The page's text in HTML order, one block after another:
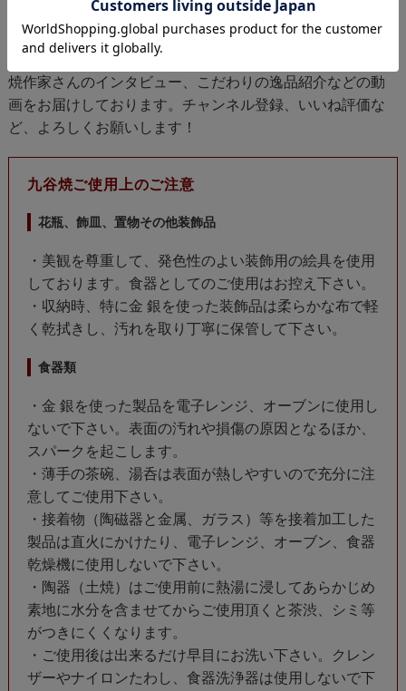
九谷極彩YouTubeチャンネル
焼作家さんのインタビュー、こだわりの逸品紹介などの動
画をお届けしております。チャンネル登録、いいね評価な
ど、よろしくお願いします！
九谷焼ご使用上のご注意
花瓶、飾皿、置物その他装飾品
・美観を尊重して、発色性のよい装飾用の絵具を使用
しております。食器としてのご使用はお控え下さい。
・収納時、特に金 銀を使った装飾品は柔らかな布で軽
く乾拭きし、汚れを取り丁寧に保管して下さい。
食器類
・金 銀を使った製品を電子レンジ、オーブンに使用し
ないで下さい。表面の汚れや損傷の原因となるほか、
スパークを起こします。
・薄手の茶碗、湯呑は表面が熱しやすいので充分に注
意してご使用下さい。
・接着物（陶磁器と金属、ガラス）等を接着加工した
製品は直火にかけたり、電子レンジ、オーブン、食器
乾燥機に使用しないで下さい。
・陶器（土焼）はご使用前に熱湯に浸してあらかじめ
素地に水分を含ませてからご使用頂くと茶渋、シミ等
がつきにくくなります。
・ご使用後は出来るだけ早目にお洗い下さい。クレン
ザーやナイロンたわし、食器洗浄器は使用しないで下